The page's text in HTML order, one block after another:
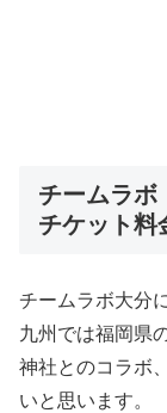
チームラ
チケット料
チームラボ大分
九州では福岡県
神社とのコラボ
いと思います。